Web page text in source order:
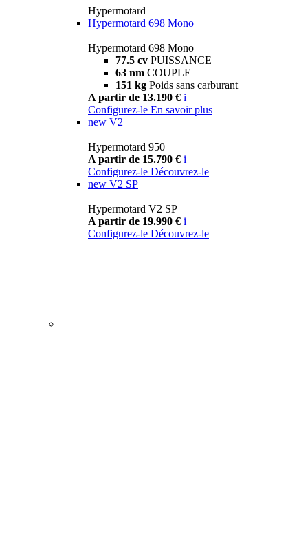
Hypermotard
Hypermotard 698 Mono
Hypermotard 698 Mono
77.5 cv PUISSANCE
63 nm COUPLE
151 kg Poids sans carburant
A partir de 13.190 € i
Configurez-le En savoir plus
new V2
Hypermotard 950
A partir de 15.790 € i
Configurez-le Découvrez-le
new V2 SP
Hypermotard V2 SP
A partir de 19.990 € i
Configurez-le Découvrez-le